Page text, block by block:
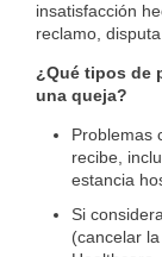
insatisfacción
reclamo,
¿Qué tipos de
una queja?
Problemas
recibe,
estancia
Si
(cancelar